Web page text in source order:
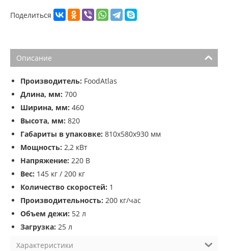
Поделиться
Описание
Производитель: FoodAtlas
Длина, мм: 700
Ширина, мм: 460
Высота, мм: 820
Габариты в упаковке: 810х580х930 мм
Мощность: 2,2 кВт
Напряжение: 220 В
Вес: 145 кг / 200 кг
Количество скоростей: 1
Производительность: 200 кг/час
Объем дежи: 52 л
Загрузка: 25 л
Характеристики